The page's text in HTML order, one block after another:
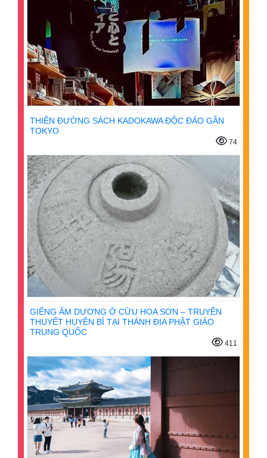
THIÊN ĐƯỜNG SÁCH KADOKAWA ĐỘC ĐÁO GẦN
TOKYO
74
GIẾNG ÂM DƯƠNG Ở CỬU HOA SƠN – TRUYỀN
THUYẾT HUYỀN BÍ TẠI THÁNH ĐỊA PHẬT GIÁO
TRUNG QUỐC
411